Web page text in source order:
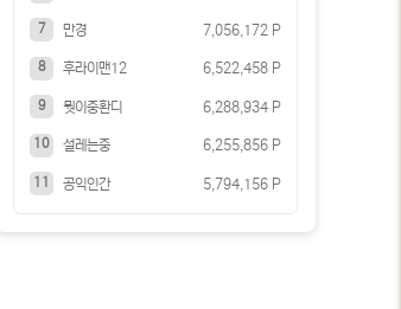
7 만경 7,056,172 P
8 후라이맨12 6,522,458 P
9 뭣이중환디 6,288,934 P
10 설레는중 6,255,856 P
11 공익인간 5,794,156 P